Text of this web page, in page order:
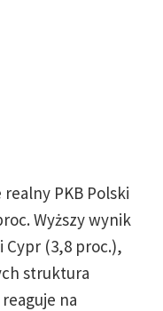
PKB Polski
Wyższy wynik
Cypr (3,8 proc.),
struktura
na